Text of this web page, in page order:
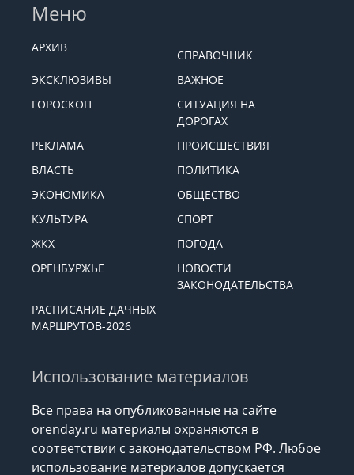
Меню
АРХИВ
СПРАВОЧНИК
ЭКСКЛЮЗИВЫ
ВАЖНОЕ
ГОРОСКОП
СИТУАЦИЯ НА
ДОРОГАХ
РЕКЛАМА
ПРОИСШЕСТВИЯ
ВЛАСТЬ
ПОЛИТИКА
ЭКОНОМИКА
ОБЩЕСТВО
КУЛЬТУРА
СПОРТ
ЖКХ
ПОГОДА
ОРЕНБУРЖЬЕ
НОВОСТИ
ЗАКОНОДАТЕЛЬСТВА
РАСПИСАНИЕ ДАЧНЫХ
МАРШРУТОВ-2026
Использование материалов
Все права на опубликованные на сайте
orenday.ru материалы охраняются в
соответствии с законодательством РФ. Любое
использование материалов допускается